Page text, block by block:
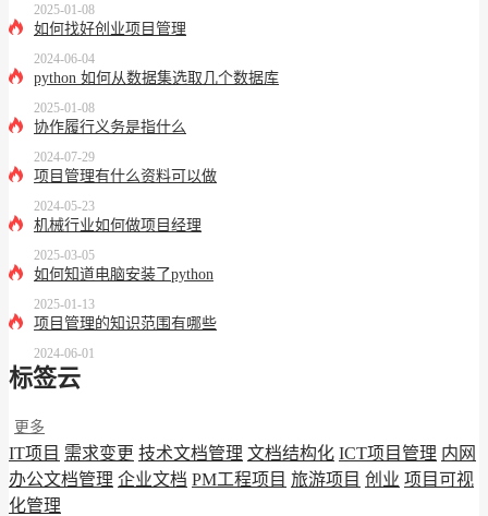
2025-01-08
如何找好创业项目管理
2024-06-04
python 如何从数据集选取几个数据库
2025-01-08
协作履行义务是指什么
2024-07-29
项目管理有什么资料可以做
2024-05-23
机械行业如何做项目经理
2025-03-05
如何知道电脑安装了python
2025-01-13
项目管理的知识范围有哪些
2024-06-01
标签云
更多
IT项目 需求变更 技术文档管理 文档结构化 ICT项目管理 内网
办公文档管理 企业文档 PM工程项目 旅游项目 创业 项目可视
化管理